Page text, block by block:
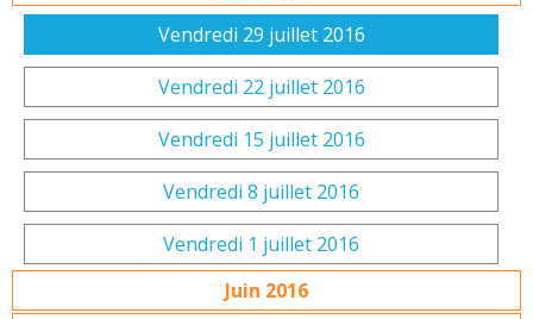
Vendredi 29 juillet 2016
Vendredi 22 juillet 2016
Vendredi 15 juillet 2016
Vendredi 8 juillet 2016
Vendredi 1 juillet 2016
Juin 2016